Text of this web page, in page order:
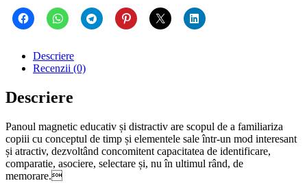
Descriere
Recenzii (0)
Descriere
Panoul magnetic educativ și distractiv are scopul de a familiariza
copiii cu conceptul de timp și elementele sale într-un mod interesant
și atractiv, dezvoltând concomitent capacitatea de identificare,
comparatie, asociere, selectare și, nu în ultimul rând, de
memorare.